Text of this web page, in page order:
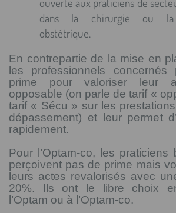
dans la chirurgie ou la
obstétrique.
En contrepartie de la mise en
les professionnels concernés
prime pour valoriser leur
opposable (on parle de tarif «
tarif « Sécu » sur les
dépassement) et leur permet
rapidement.
Pour l’Optam-co, les praticiens
perçoivent pas de prime mais
leurs actes revalorisés avec
20%. Ils ont le libre choix
l’Optam ou à l’Optam-co.